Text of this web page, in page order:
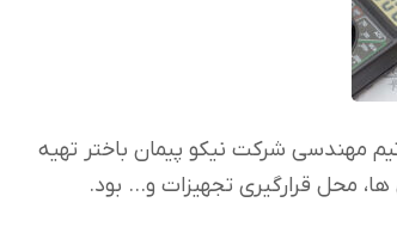
مهندسی شرکت نیکو پیمان باختر تهیه
محل قرارگیری تجهیزات و… بود.